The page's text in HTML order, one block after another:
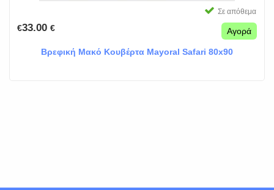
Σε απόθεμα
€33.00 € Αγορά
Βρεφική Μακό Κουβέρτα Mayoral Safari 80x90